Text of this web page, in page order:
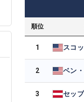
順位
1
2 ベン
3 セッ